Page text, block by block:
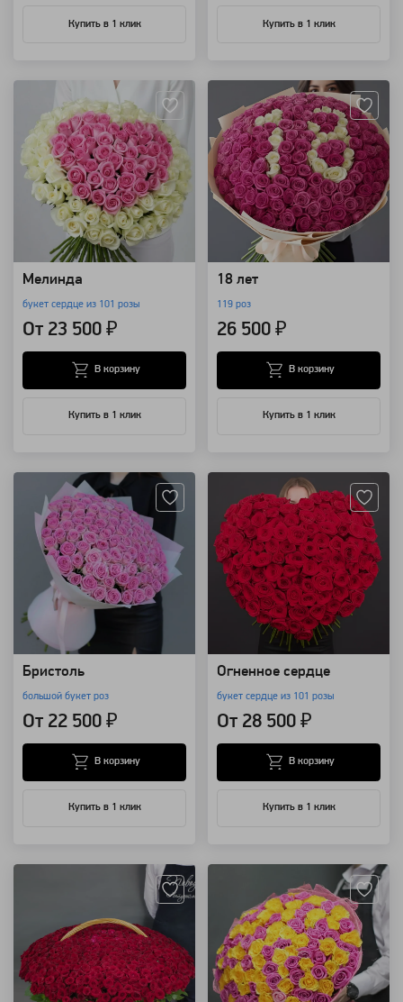
Купить в 1 клик Купить в 1 клик
Мелинда
букет сердце из 101 розы
От 23 500 ₽
Купить в 1 клик
В корзину
18 лет
119 роз
26 500 ₽
Купить в 1 клик
В корзину
Бристоль
большой букет роз
От 22 500 ₽
Купить в 1 клик
В корзину
Огненное сердце
букет сердце из 101 розы
От 28 500 ₽
Купить в 1 клик
В корзину